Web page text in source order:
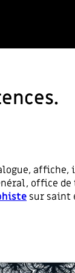
office
sur saint